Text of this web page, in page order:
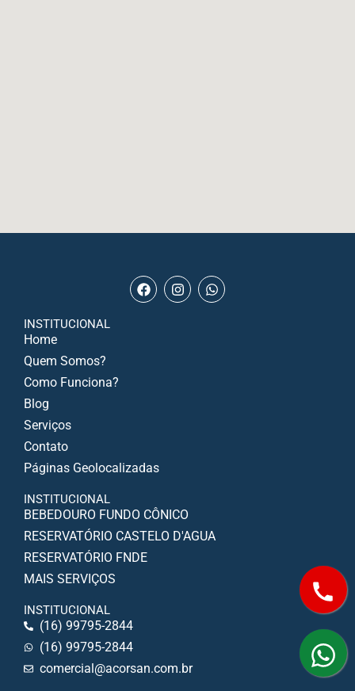
INSTITUCIONAL
Home
Quem Somos?
Como Funciona?
Blog
Serviços
Contato
Páginas Geolocalizadas
INSTITUCIONAL
BEBEDOURO FUNDO CÔNICO
RESERVATÓRIO CASTELO D'AGUA
RESERVATÓRIO FNDE
MAIS SERVIÇOS
INSTITUCIONAL
(16) 99795-2844
(16) 99795-2844
comercial@acorsan.com.br